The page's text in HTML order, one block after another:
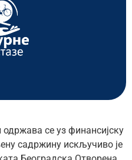
се уз финансијску
садржину искључиво је